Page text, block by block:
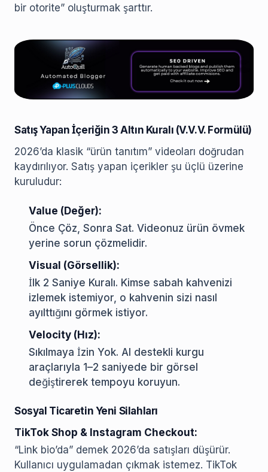
bir otorite” oluşturmak şarttır.
Satış Yapan İçeriğin 3 Altın Kuralı (V.V.V. Formülü)
2026’da klasik “ürün tanıtım” videoları doğrudan
kaydırılıyor. Satış yapan içerikler şu üçlü üzerine
kuruludur:
Value (Değer):
Önce Çöz, Sonra Sat. Videonuz ürün övmek
yerine sorun çözmelidir.
Visual (Görsellik):
İlk 2 Saniye Kuralı. Kimse sabah kahvenizi
izlemek istemiyor, o kahvenin sizi nasıl
ayılttığını görmek istiyor.
Velocity (Hız):
Sıkılmaya İzin Yok. AI destekli kurgu
araçlarıyla 1–2 saniyede bir görsel
değiştirerek tempoyu koruyun.
Sosyal Ticaretin Yeni Silahları
TikTok Shop & Instagram Checkout:
“Link bio’da” demek 2026’da satışları düşürür.
Kullanıcı uygulamadan çıkmak istemez. TikTok